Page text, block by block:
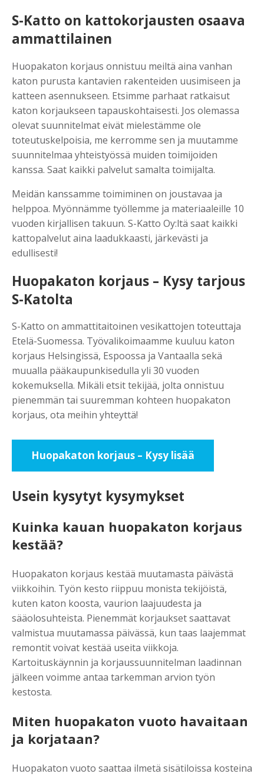
S-Katto on kattokorjausten osaava
ammattilainen
Huopakaton korjaus onnistuu meiltä aina vanhan
katon purusta kantavien rakenteiden uusimiseen ja
katteen asennukseen. Etsimme parhaat ratkaisut
katon korjaukseen tapauskohtaisesti. Jos olemassa
olevat suunnitelmat eivät mielestämme ole
toteutuskelpoisia, me kerromme sen ja muutamme
suunnitelmaa yhteistyössä muiden toimijoiden
kanssa. Saat kaikki palvelut samalta toimijalta.
Meidän kanssamme toimiminen on joustavaa ja
helppoa. Myönnämme työllemme ja materiaaleille 10
vuoden kirjallisen takuun. S-Katto Oy:ltä saat kaikki
kattopalvelut aina laadukkaasti, järkevästi ja
edullisesti!
Huopakaton korjaus – Kysy tarjous
S-Katolta
S-Katto on ammattitaitoinen vesikattojen toteuttaja
Etelä-Suomessa. Työvalikoimaamme kuuluu katon
korjaus Helsingissä, Espoossa ja Vantaalla sekä
muualla pääkaupunkisedulla yli 30 vuoden
kokemuksella. Mikäli etsit tekijää, jolta onnistuu
pienemmän tai suuremman kohteen huopakaton
korjaus, ota meihin yhteyttä!
Huopakaton korjaus – Kysy lisää
Usein kysytyt kysymykset
Kuinka kauan huopakaton korjaus
kestää?
Huopakaton korjaus kestää muutamasta päivästä
viikkoihin. Työn kesto riippuu monista tekijöistä,
kuten katon koosta, vaurion laajuudesta ja
sääolosuhteista. Pienemmät korjaukset saattavat
valmistua muutamassa päivässä, kun taas laajemmat
remontit voivat kestää useita viikkoja.
Kartoituskäynnin ja korjaussuunnitelman laadinnan
jälkeen voimme antaa tarkemman arvion työn
kestosta.
Miten huopakaton vuoto havaitaan
ja korjataan?
Huopakaton vuoto saattaa ilmetä sisätiloissa kosteina